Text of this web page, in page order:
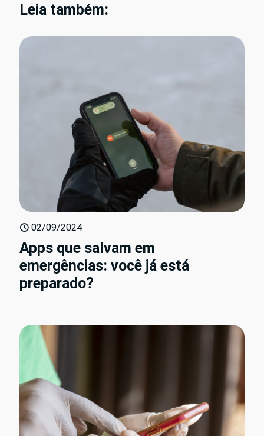
Leia também:
02/09/2024
Apps que salvam em
emergências: você já está
preparado?